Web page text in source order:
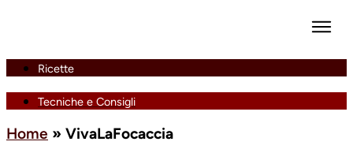
Ricette
Tecniche e Consigli
Home » VivaLaFocaccia